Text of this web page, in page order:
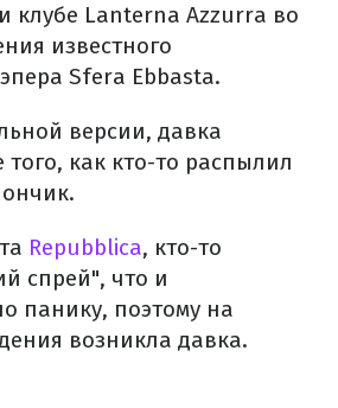
клубе Lanterna Azzurra во
известного
Sfera Ebbasta.
версии, давка
того, как кто-то распылил
Repubblica, кто-то
спрей", что и
панику, поэтому на
возникла давка.